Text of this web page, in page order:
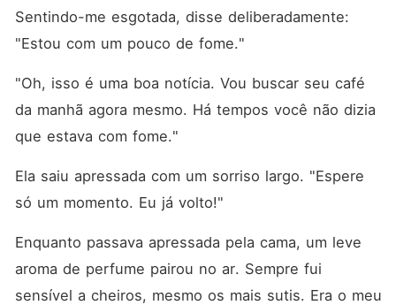
Sentindo-me esgotada, disse deliberadamente:
"Estou com um pouco de fome."
"Oh, isso é uma boa notícia. Vou buscar seu café
da manhã agora mesmo. Há tempos você não dizia
que estava com fome."
Ela saiu apressada com um sorriso largo. "Espere
só um momento. Eu já volto!"
Enquanto passava apressada pela cama, um leve
aroma de perfume pairou no ar. Sempre fui
sensível a cheiros, mesmo os mais sutis. Era o meu